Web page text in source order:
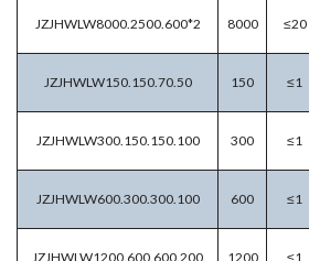
JZJHWLW8000.2500.600*2 8000 ≤20
JZJHWLW150.150.70.50 150 ≤1
JZJHWLW300.150.150.100 300 ≤1
JZJHWLW600.300.300.100 600 ≤1
JZJHWLW1200.600.600.200 1200 ≤1